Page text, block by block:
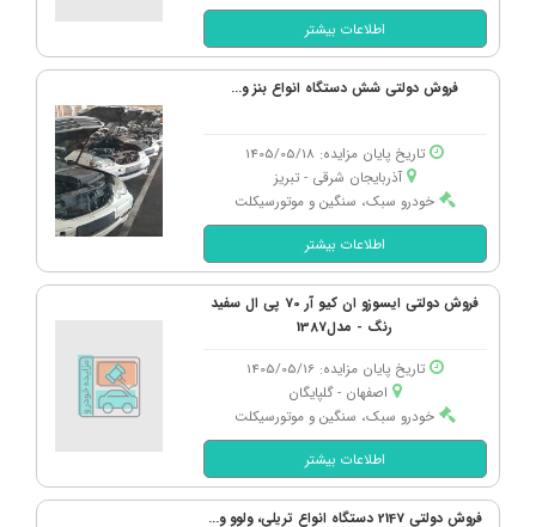
اطلاعات بیشتر
فروش دولتی شش دستگاه انواع بنز و...
تاریخ پایان مزایده: 1405/05/18
آذربایجان شرقی - تبریز
خودرو سبک، سنگین و موتورسیکلت
اطلاعات بیشتر
فروش دولتی ایسوزو ان کیو آر 70 پی ال سفید
رنگ - مدل1387
تاریخ پایان مزایده: 1405/05/16
اصفهان - گلپایگان
خودرو سبک، سنگین و موتورسیکلت
اطلاعات بیشتر
فروش دولتی 2147 دستگاه انواع تریلی، ولوو و...